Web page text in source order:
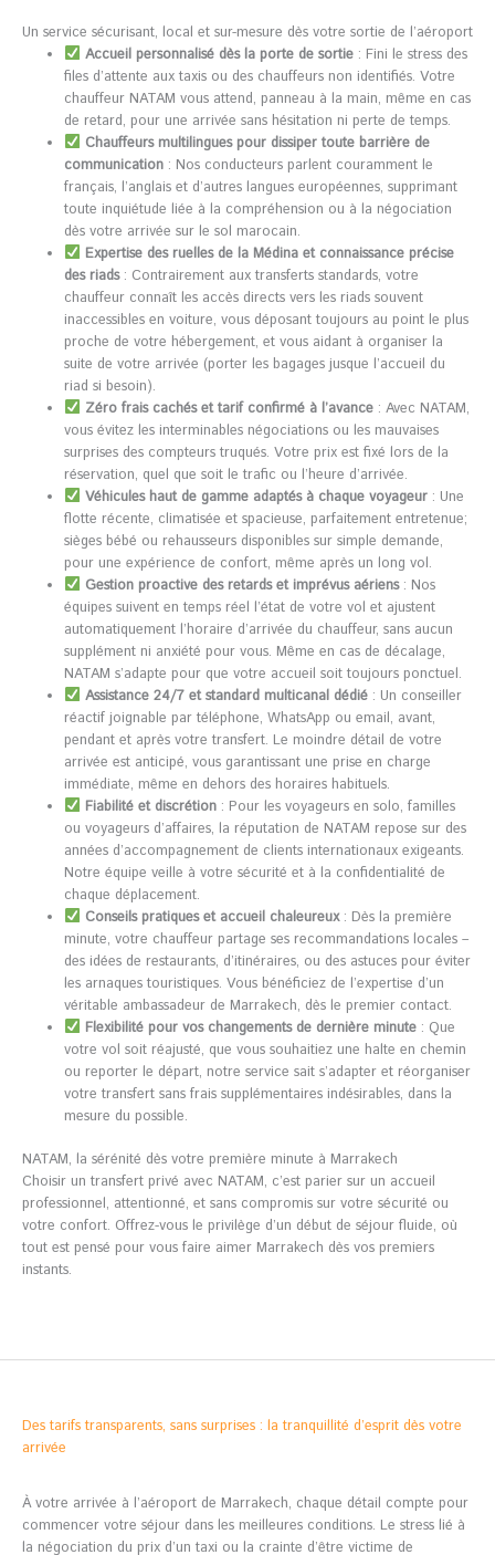
Un service sécurisant, local et sur-mesure dès votre sortie de l’aéroport
Accueil personnalisé dès la porte de sortie: Fini le stress des
files d’attente aux taxis ou des chauffeurs non identifiés. Votre
chauffeur NATAM vous attend, panneau à la main, même en cas
de retard, pour une arrivée sans hésitation ni perte de temps.
Chauffeurs multilingues pour dissiper toute barrière de
communication : Nos conducteurs parlent couramment le
français, l’anglais et d’autres langues européennes, supprimant
toute inquiétude liée à la compréhension ou à la négociation
dès votre arrivée sur le sol marocain.
Expertise des ruelles de la Médina et connaissance précise
des riads: Contrairement aux transferts standards, votre
chauffeur connaît les accès directs vers les riads souvent
inaccessibles en voiture, vous déposant toujours au point le plus
proche de votre hébergement, et vous aidant à organiser la
suite de votre arrivée (porter les bagages jusque l’accueil du
riad si besoin).
Zéro frais cachés et tarif confirmé à l’avance: Avec NATAM,
vous évitez les interminables négociations ou les mauvaises
surprises des compteurs truqués. Votre prix est fixé lors de la
réservation, quel que soit le trafic ou l’heure d’arrivée.
Véhicules haut de gamme adaptés à chaque voyageur: Une
flotte récente, climatisée et spacieuse, parfaitement entretenue;
sièges bébé ou rehausseurs disponibles sur simple demande,
pour une expérience de confort, même après un long vol.
Gestion proactive des retards et imprévus aériens: Nos
équipes suivent en temps réel l’état de votre vol et ajustent
automatiquement l’horaire d’arrivée du chauffeur, sans aucun
supplément ni anxiété pour vous. Même en cas de décalage,
NATAM s’adapte pour que votre accueil soit toujours ponctuel.
Assistance 24/7 et standard multicanal dédié: Un conseiller
réactif joignable par téléphone, WhatsApp ou email, avant,
pendant et après votre transfert. Le moindre détail de votre
arrivée est anticipé, vous garantissant une prise en charge
immédiate, même en dehors des horaires habituels.
Fiabilité et discrétion: Pour les voyageurs en solo, familles
ou voyageurs d’affaires, la réputation de NATAM repose sur des
années d’accompagnement de clients internationaux exigeants.
Notre équipe veille à votre sécurité et à la confidentialité de
chaque déplacement.
Conseils pratiques et accueil chaleureux: Dès la première
minute, votre chauffeur partage ses recommandations locales –
des idées de restaurants, d’itinéraires, ou des astuces pour éviter
les arnaques touristiques. Vous bénéficiez de l’expertise d’un
véritable ambassadeur de Marrakech, dès le premier contact.
Flexibilité pour vos changements de dernière minute: Que
votre vol soit réajusté, que vous souhaitiez une halte en chemin
ou reporter le départ, notre service sait s’adapter et réorganiser
votre transfert sans frais supplémentaires indésirables, dans la
mesure du possible.
NATAM, la sérénité dès votre première minute à Marrakech
Choisir un transfert privé avec NATAM, c’est parier sur un accueil
professionnel, attentionné, et sans compromis sur votre sécurité ou
votre confort. Offrez-vous le privilège d’un début de séjour fluide, où
tout est pensé pour vous faire aimer Marrakech dès vos premiers
instants.
Des tarifs transparents, sans surprises : la tranquillité d’esprit dès votre
arrivée
À votre arrivée à l’aéroport de Marrakech, chaque détail compte pour
commencer votre séjour dans les meilleures conditions. Le stress lié à
la négociation du prix d’un taxi ou la crainte d’être victime de